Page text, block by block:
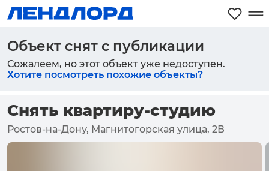
Объект снят с публикации
Сожалеем, но этот объект уже недоступен.
Хотите посмотреть похожие объекты?
Снять квартиру-студию
Ростов-на-Дону, Магнитогорская улица, 2В